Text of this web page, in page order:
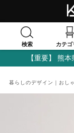
検索 カテゴ
【重要】 熊
暮らしのデザイン｜おし